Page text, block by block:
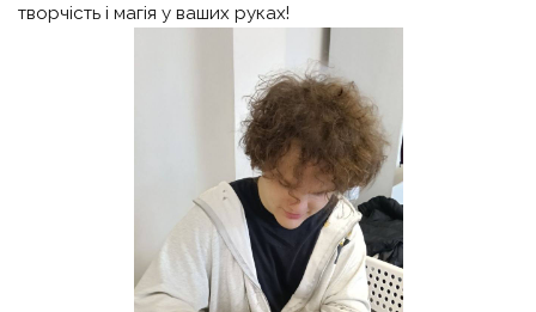
творчість і магія у ваших руках!